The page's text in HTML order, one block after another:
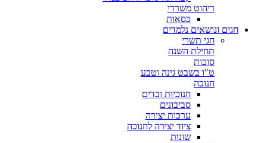
ריהוט משרדי
כסאות
חגים ונושאים נלמדים
חגי תשרי
תחילת השנה
סוכות
ט"ו בשבט גינה וטבע
חנוכה
חנוכיות וכדים
סביבונים
ערכות יצירה
ציוד יצירה לחנוכה
שונות